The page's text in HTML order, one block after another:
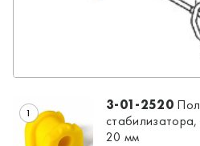
1 3-01-2520
20 мм